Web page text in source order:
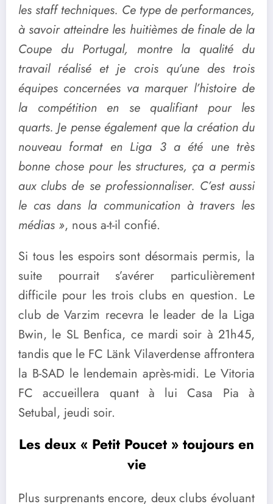
les staff techniques. Ce type de performances,
à savoir atteindre les huitièmes de finale de la
Coupe du Portugal, montre la qualité du
travail réalisé et je crois qu’une des trois
équipes concernées va marquer l’histoire de
la compétition en se qualifiant pour les
quarts. Je pense également que la création du
nouveau format en Liga 3 a été une très
bonne chose pour les structures, ça a permis
aux clubs de se professionnaliser. C’est aussi
le cas dans la communication à travers les
médias », nous a-t-il confié.
Si tous les espoirs sont désormais permis, la
suite pourrait s’avérer particulièrement
difficile pour les trois clubs en question. Le
club de Varzim recevra le leader de la Liga
Bwin, le SL Benfica, ce mardi soir à 21h45,
tandis que le FC Länk Vilaverdense affrontera
la B-SAD le lendemain après-midi. Le Vitoria
FC accueillera quant à lui Casa Pia à
Setubal, jeudi soir.
Les deux « Petit Poucet » toujours en
vie
Plus surprenants encore, deux clubs évoluant